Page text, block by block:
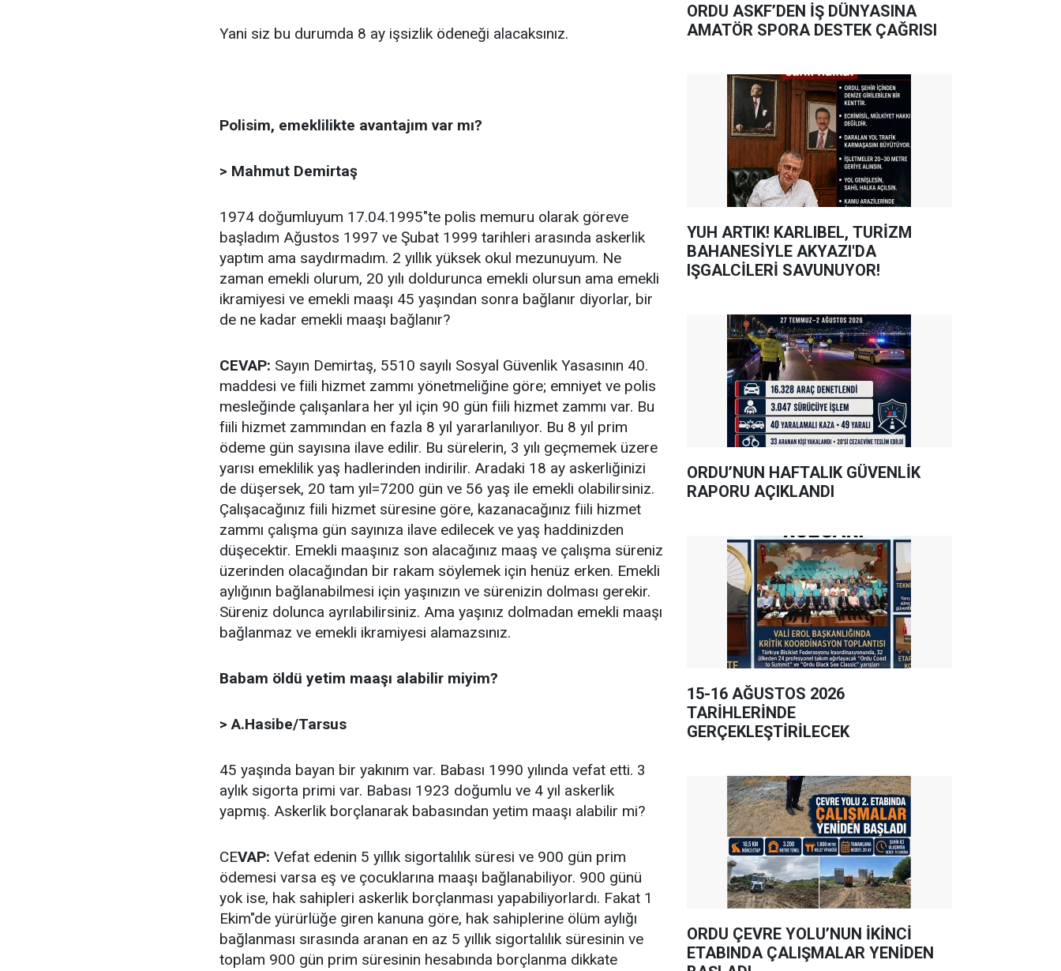
Yani siz bu durumda 8 ay işsizlik ödeneği alacaksınız.
Polisim, emeklilikte avantajım var mı?
> Mahmut Demirtaş
1974 doğumluyum 17.04.1995"te polis memuru olarak göreve
başladım Ağustos 1997 ve Şubat 1999 tarihleri arasında askerlik
yaptım ama saydırmadım. 2 yıllık yüksek okul mezunuyum. Ne
zaman emekli olurum, 20 yılı doldurunca emekli olursun ama emekli
ikramiyesi ve emekli maaşı 45 yaşından sonra bağlanır diyorlar, bir
de ne kadar emekli maaşı bağlanır?
CEVAP: Sayın Demirtaş, 5510 sayılı Sosyal Güvenlik Yasasının 40.
maddesi ve fiili hizmet zammı yönetmeliğine göre; emniyet ve polis
mesleğinde çalışanlara her yıl için 90 gün fiili hizmet zammı var. Bu
fiili hizmet zammından en fazla 8 yıl yararlanılıyor. Bu 8 yıl prim
ödeme gün sayısına ilave edilir. Bu sürelerin, 3 yılı geçmemek üzere
yarısı emeklilik yaş hadlerinden indirilir. Aradaki 18 ay askerliğinizi
de düşersek, 20 tam yıl=7200 gün ve 56 yaş ile emekli olabilirsiniz.
Çalışacağınız fiili hizmet süresine göre, kazanacağınız fiili hizmet
zammı çalışma gün sayınıza ilave edilecek ve yaş haddinizden
düşecektir. Emekli maaşınız son alacağınız maaş ve çalışma süreniz
üzerinden olacağından bir rakam söylemek için henüz erken. Emekli
aylığının bağlanabilmesi için yaşınızın ve sürenizin dolması gerekir.
Süreniz dolunca ayrılabilirsiniz. Ama yaşınız dolmadan emekli maaşı
bağlanmaz ve emekli ikramiyesi alamazsınız.
Babam öldü yetim maaşı alabilir miyim?
> A.Hasibe/Tarsus
45 yaşında bayan bir yakınım var. Babası 1990 yılında vefat etti. 3
aylık sigorta primi var. Babası 1923 doğumlu ve 4 yıl askerlik
yapmış. Askerlik borçlanarak babasından yetim maaşı alabilir mi?
CEVAP: Vefat edenin 5 yıllık sigortalılık süresi ve 900 gün prim
ödemesi varsa eş ve çocuklarına maaşı bağlanabiliyor. 900 günü
yok ise, hak sahipleri askerlik borçlanması yapabiliyorlardı. Fakat 1
Ekim"de yürürlüğe giren kanuna göre, hak sahiplerine ölüm aylığı
bağlanması sırasında aranan en az 5 yıllık sigortalılık süresinin ve
toplam 900 gün prim süresinin hesabında borçlanma dikkate
ORDU ASKF’DEN İŞ DÜNYASINA
AMATÖR SPORA DESTEK ÇAĞRISI
YUH ARTIK! KARLIBEL, TURİZM
BAHANESİYLE AKYAZI'DA
IŞGALCİLERİ SAVUNUYOR!
ORDU’NUN HAFTALIK GÜVENLİK
RAPORU AÇIKLANDI
15-16 AĞUSTOS 2026
TARİHLERİNDE
GERÇEKLEŞTİRİLECEK
ORDU ÇEVRE YOLU’NUN İKİNCİ
ETABINDA ÇALIŞMALAR YENİDEN